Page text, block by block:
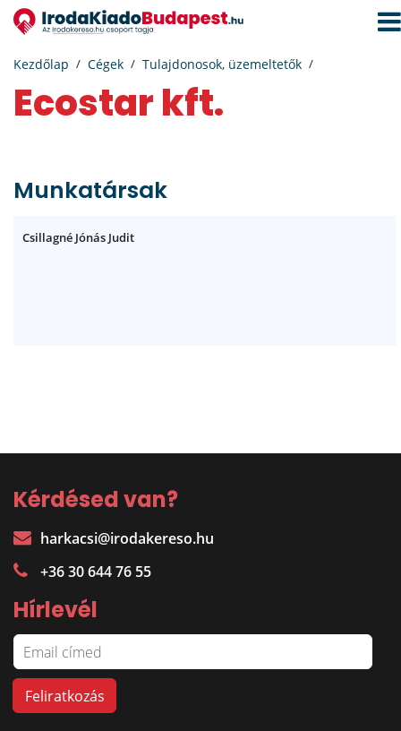
Kezdőlap Cégek Tulajdonosok, üzemeltetők
Ecostar kft.
Munkatársak
Csillagné Jónás Judit
Kérdésed van?
harkacsi@irodakereso.hu
+36 30 644 76 55
Hírlevél